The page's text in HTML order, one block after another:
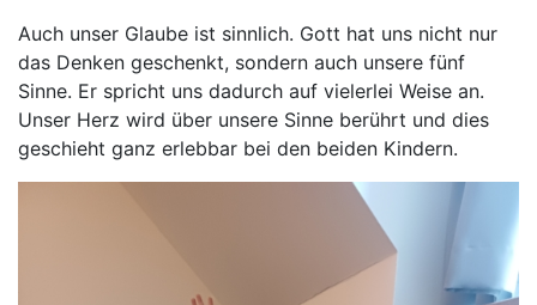
Auch unser Glaube ist sinnlich. Gott hat uns nicht nur
das Denken geschenkt, sondern auch unsere fünf
Sinne. Er spricht uns dadurch auf vielerlei Weise an.
Unser Herz wird über unsere Sinne berührt und dies
geschieht ganz erlebbar bei den beiden Kindern.